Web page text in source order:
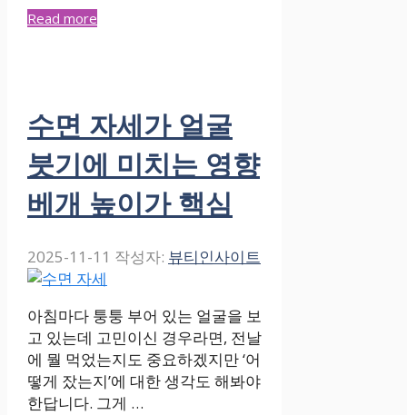
Read more
수면 자세가 얼굴
붓기에 미치는 영향
베개 높이가 핵심
2025-11-11 작성자: 뷰티인사이트
아침마다 퉁퉁 부어 있는 얼굴을 보
고 있는데 고민이신 경우라면, 전날
에 뭘 먹었는지도 중요하겠지만 ‘어
떻게 잤는지’에 대한 생각도 해봐야
한답니다. 그게 …